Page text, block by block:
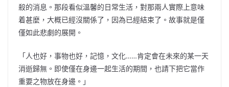
殺的消息。那段看似溫馨的日常生活，對那兩人實際上意味
着甚麼，大概已經沒關係了，因為已經結束了。故事就是僅
僅如此悲劇的展開。
「人也好，事物也好，記憶，文化……肯定會在未來的某一天
消逝歸無。即使僅在身邊一起生活的期間，也請下把它當作
重要之物放在身邊。」